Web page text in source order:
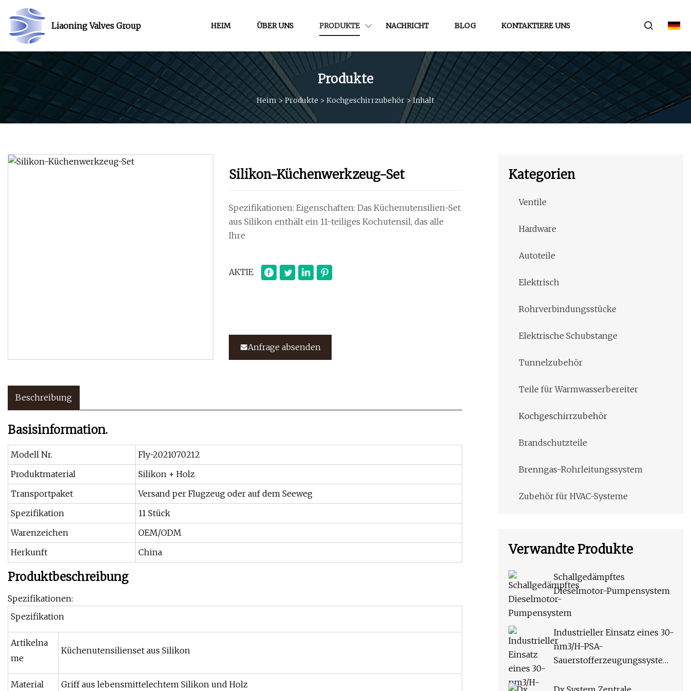
Liaoning Valves Group HEIM ÜBER UNS PRODUKTE NACHRICHT BLOG KONTAKTIERE UNS
Produkte
Heim>Produkte > Kochgeschirrzubehör > Inhalt
Silikon-Küchenwerkzeug-Set
Spezifikationen: Eigenschaften: Das Küchenutensilien-Set
aus Silikon enthält ein 11-teiliges Kochutensil, das alle
Ihre
AKTIE
Anfrage absenden
Beschreibung
Basisinformation.
Modell Nr.
Fly-2021070212
Produktmaterial
Silikon + Holz
Transportpaket
Versand per Flugzeug oder auf dem Seeweg
Spezifikation
11 Stück
Warenzeichen
OEM/ODM
Herkunft
China
Produktbeschreibung
Spezifikationen:
Spezifikation
Artikelna
me
Küchenutensilienset aus Silikon
Material Griff aus lebensmittelechtem Silikon und Holz
Kategorien
Ventile
Hardware
Autoteile
Elektrisch
Rohrverbindungsstücke
Elektrische Schubstange
Tunnelzubehör
Teile für Warmwasserbereiter
Kochgeschirrzubehör
Brandschutzteile
Brenngas-Rohrleitungssystem
Zubehör für HVAC-Systeme
Verwandte Produkte
Schallgedämpftes
Dieselmotor-Pumpensystem
Industrieller Einsatz eines 30-
nm3/H-PSA-
Sauerstofferzeugungssystems